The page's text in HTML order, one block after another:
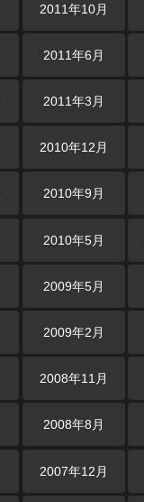
2011年10月
2011年6月
2011年3月
2010年12月
2010年9月
2010年5月
2009年5月
2009年2月
2008年11月
2008年8月
2007年12月